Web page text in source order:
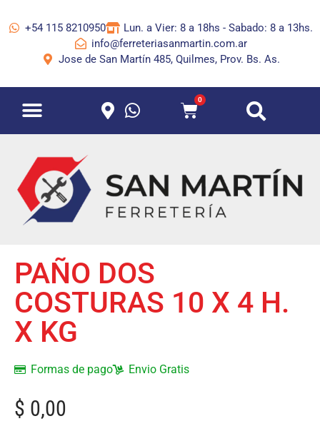
+54 115 8210950
Lun. a Vier: 8 a 18hs - Sabado: 8 a 13hs.
info@ferreteriasanmartin.com.ar
Jose de San Martín 485, Quilmes, Prov. Bs. As.
0
PAÑO DOS
COSTURAS 10 X 4 H.
X KG
Formas de pago Envio Gratis
$ 0,00